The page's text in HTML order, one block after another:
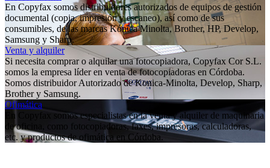
En Copyfax somos distribuidores autorizados de equipos de gestión
documental (copia, impresión y escaneo), así como de sus
consumibles, de las marcas Kónica Minolta, Brother, HP, Develop,
Samsung y Sharp.
Venta y alquiler
Si necesita comprar o alquilar una fotocopiadora, Copyfax Cor S.L.
somos la empresa líder en venta de fotocopiadoras en Córdoba.
Somos distribuidor Autorizado de Konica-Minolta, Develop, Sharp,
Brother y Samsung.
Ofimática
En Copyfax somos especialistas en la venta y alquiler de maquinaria
de oficina, como fotocopiadoras, faxes, impresoras, calculadoras,
etc. y productos de ofimática en Córdoba.